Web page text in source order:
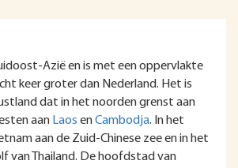
Azië en is met een oppervlakte
keer groter dan Nederland. Het is
dat in het noorden grenst aan
aan Laos enCambodja. In het
aan de Zuid-Chinese zee en in het
van Thailand. De hoofdstad van